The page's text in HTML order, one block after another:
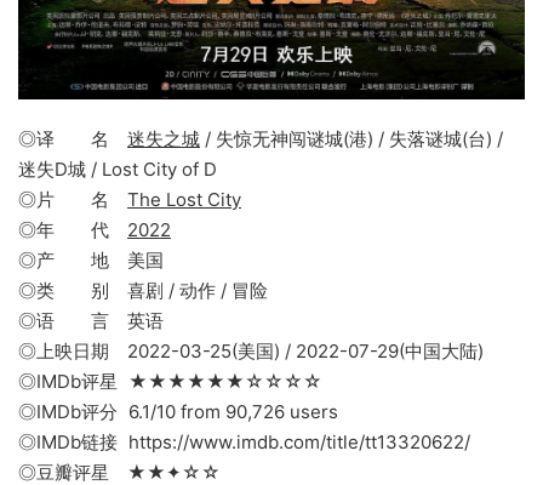
◎译 名 迷失之城 / 失惊无神闯谜城(港) / 失落谜城(台) /
迷失D城 / Lost City of D
◎片 名 The Lost City
◎年 代 2022
◎产 地 美国
◎类 别 喜剧 / 动作 / 冒险
◎语 言 英语
◎上映日期 2022-03-25(美国) / 2022-07-29(中国大陆)
◎IMDb评星 ★★★★★★☆☆☆☆
◎IMDb评分 6.1/10 from 90,726 users
◎IMDb链接 https://www.imdb.com/title/tt13320622/
◎豆瓣评星 ★★✦☆☆